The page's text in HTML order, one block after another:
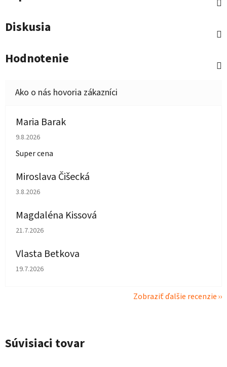
Diskusia
Hodnotenie
Maria Barak
Hodnotenie obchodu je 5 z 5 hviezdičiek.
9.8.2026
Super cena
Miroslava Čišecká
Hodnotenie obchodu je 1 z 5 hviezdičiek.
3.8.2026
Magdaléna Kissová
Hodnotenie obchodu je 5 z 5 hviezdičiek.
21.7.2026
Vlasta Betkova
Hodnotenie obchodu je 5 z 5 hviezdičiek.
19.7.2026
Zobraziť ďalšie recenzie
Súvisiaci tovar